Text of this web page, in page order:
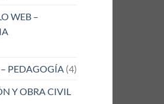
WEB –
PEDAGOGÍA (4)
Y OBRA CIVIL